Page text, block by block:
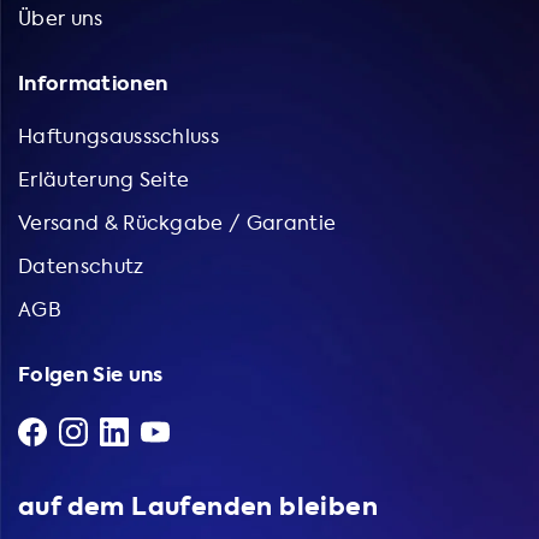
Über uns
Informationen
Haftungsaussschluss
Erläuterung Seite
Versand & Rückgabe / Garantie
Datenschutz
AGB
Folgen Sie uns
auf dem Laufenden bleiben